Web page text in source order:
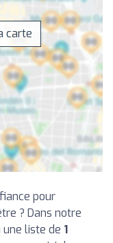
carte
pour
? Dans notre
une liste de 1